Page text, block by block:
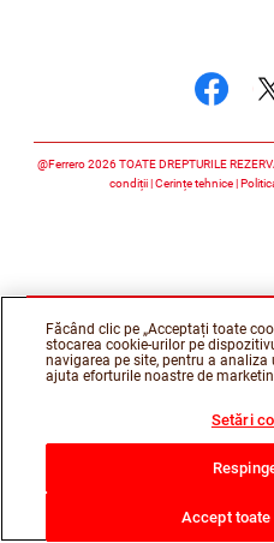
@Ferrero 2026 TOATE DREPTURILE
condiții Cerințe tehnice
Făcând clic pe „Acceptați toate
stocarea cookie-urilor pe
navigarea pe site, pentru a
ajuta eforturile noastre de
Setări
Accept